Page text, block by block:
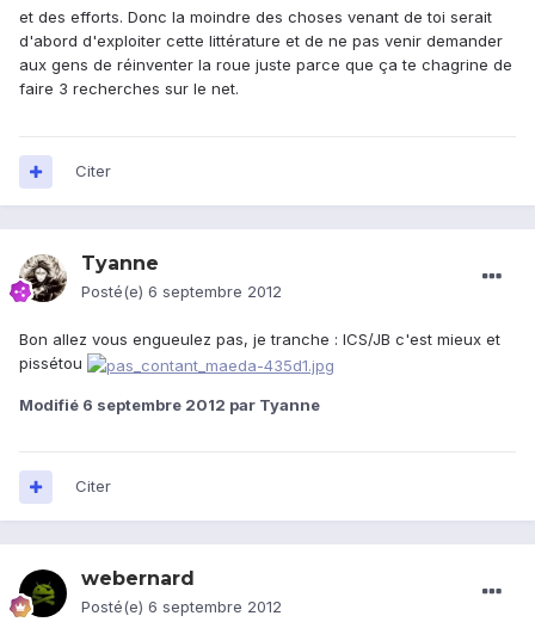
et des efforts. Donc la moindre des choses venant de toi serait
d'abord d'exploiter cette littérature et de ne pas venir demander
aux gens de réinventer la roue juste parce que ça te chagrine de
faire 3 recherches sur le net.
Citer
Tyanne
Posté(e) 6 septembre 2012
Bon allez vous engueulez pas, je tranche : ICS/JB c'est mieux et
pissétou
Modifié 6 septembre 2012 par Tyanne
Citer
webernard
Posté(e) 6 septembre 2012